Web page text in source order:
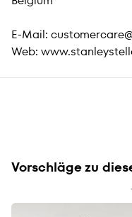
E-Mail:
Web:
Vorschläge zu